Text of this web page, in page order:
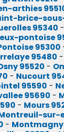
arthies
brice-
95340 -
pontoise
95300
95480 -
95520 -
- Nucourt
95590 -
95690 -
- Mours
sur-
- Montmagny